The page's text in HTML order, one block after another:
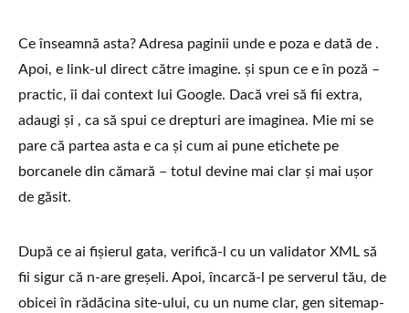
Ce înseamnă asta? Adresa paginii unde e poza e dată de .
Apoi, e link-ul direct către imagine. și spun ce e în poză –
practic, îi dai context lui Google. Dacă vrei să fii extra,
adaugi și , ca să spui ce drepturi are imaginea. Mie mi se
pare că partea asta e ca și cum ai pune etichete pe
borcanele din cămară – totul devine mai clar și mai ușor
de găsit.
După ce ai fișierul gata, verifică-l cu un validator XML să
fii sigur că n-are greșeli. Apoi, încarcă-l pe serverul tău, de
obicei în rădăcina site-ului, cu un nume clar, gen sitemap-